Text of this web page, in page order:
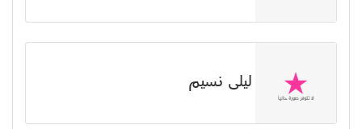
ليلى نسيم